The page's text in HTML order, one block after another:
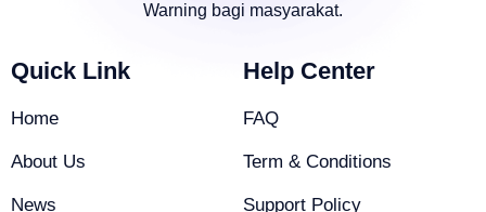
Warning bagi masyarakat.
Quick Link
Home
About Us
News
Help Center
FAQ
Term & Conditions
Support Policy